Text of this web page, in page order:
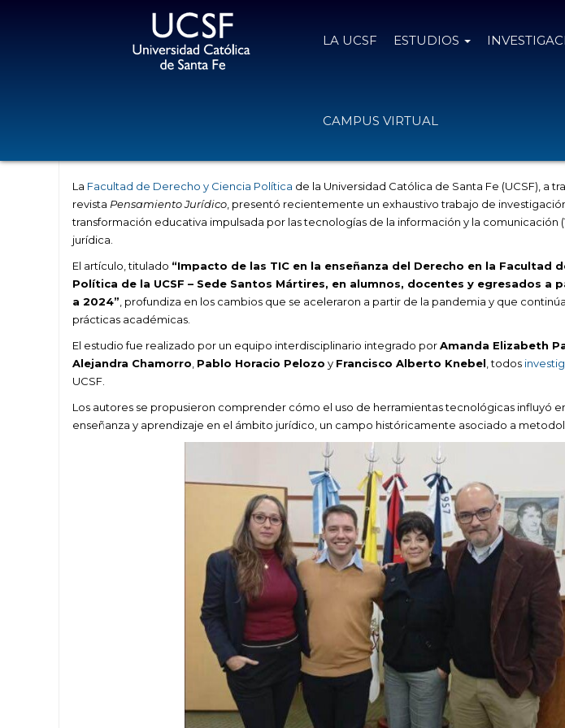
LA UCSF ESTUDIOS
CAMPUS VIRTUAL
La Facultad de Derecho y Ciencia Política de la Universidad Católica de Santa Fe (UCSF), a
revista Pensamiento Jurídico , presentó recientemente un exhaustivo trabajo de
transformación educativa impulsada por las tecnologías de la información y la comunicación
jurídica.
El artículo, titulado “Impacto de las TIC en la enseñanza del Derecho en la Facultad
Política de la UCSF – Sede Santos Mártires, en alumnos, docentes y egresados a
a 2024” , profundiza en los cambios que se aceleraron a partir de la pandemia y que
prácticas académicas.
El estudio fue realizado por un equipo interdisciplinario integrado porAmanda Elizabeth
Alejandra Chamorro Pablo Horacio Pelozo y Francisco Alberto Knebel , todos
UCSF.
Los autores se propusieron comprender cómo el uso de herramientas tecnológicas influyó
enseñanza y aprendizaje en el ámbito jurídico, un campo históricamente asociado a